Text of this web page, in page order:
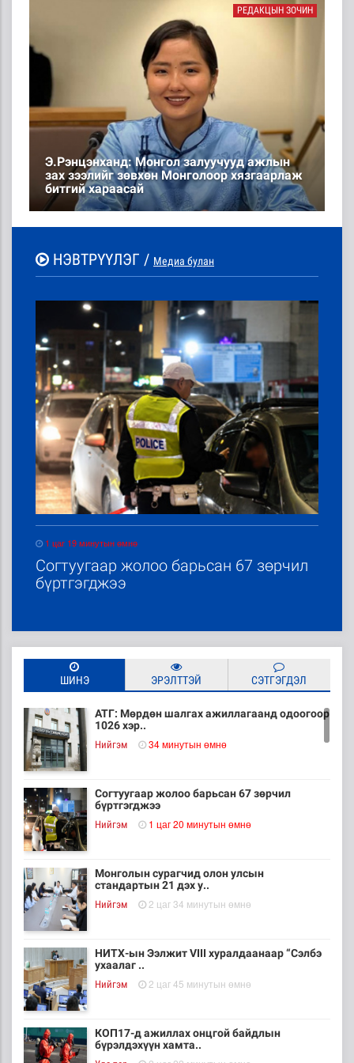
РЕДАКЦЫН ЗОЧИН
Э.Рэнцэнханд: Монгол залуучууд ажлын
зах зээлийг зөвхөн Монголоор хязгаарлаж
битгий хараасай
НЭВТРҮҮЛЭГ / Медиа булан
1 цаг 19 минутын өмнө
Согтуугаар жолоо барьсан 67 зөрчил
бүртгэгджээ
ШИНЭ ЭРЭЛТТЭЙ СЭТГЭГДЭЛ
АТГ: Мөрдөн шалгах ажиллагаанд одоогоор
1026 хэр..
Нийгэм 34 минутын өмнө
Согтуугаар жолоо барьсан 67 зөрчил
бүртгэгджээ
Нийгэм 1 цаг 20 минутын өмнө
Монголын сурагчид олон улсын
стандартын 21 дэх у..
Нийгэм 2 цаг 34 минутын өмнө
НИТХ-ын Ээлжит VIII хуралдаанаар “Сэлбэ
ухаалаг ..
Нийгэм 2 цаг 45 минутын өмнө
КОП17-д ажиллах онцгой байдлын
бүрэлдэхүүн хамта..